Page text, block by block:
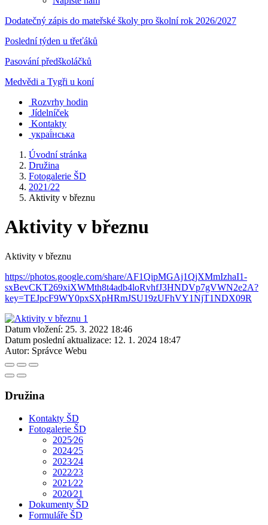
Dodatečný zápis do mateřské školy pro školní rok 2026/2027
Poslední týden u třeťáků
Pasování předškoláčků
Medvědi a Tygři u koní
Rozvrhy hodin
Jídelníček
Kontakty
украї́нська
Úvodní stránka
Družina
Fotogalerie ŠD
2021/22
Aktivity v březnu
Aktivity v březnu
Aktivity v březnu
https://photos.google.com/share/AF1QipMGAj1QjXMmIzhaI1-
sxBevCKT269xiXWMth8t4adb4loRvhfJ3HNDVp7gVWN2e2A?
key=TEJpcF9WY0pxSXpHRmJSU19zUFhVY1NjT1NDX09R
Datum vložení: 25. 3. 2022 18:46
Datum poslední aktualizace: 12. 1. 2024 18:47
Autor: Správce Webu
Družina
Kontakty ŠD
Fotogalerie ŠD
2025⁄26
2024⁄25
2023⁄24
2022⁄23
2021⁄22
2020⁄21
Dokumenty ŠD
Formuláře ŠD